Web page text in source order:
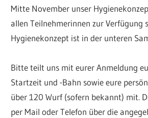
Mitte November unser
allen Teilnehmerinnen zur Verfügung
Hygienekonzept ist in der unteren
Bitte teilt uns mit eurer Anmeldung
Startzeit und -Bahn sowie eure
über 120 Wurf (sofern bekannt) mit.
per Mail oder Telefon über die